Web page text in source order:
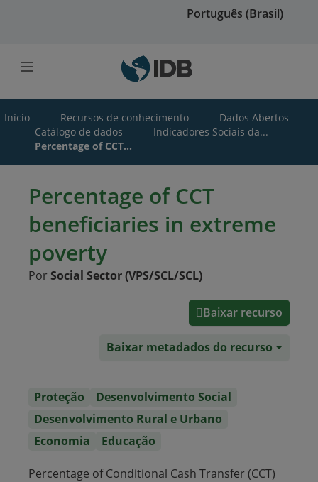
Português (Brasil)
Início Recursos de conhecimento
Dados Abertos
Catálogo de dados
Indicadores Sociais da...
Percentage of CCT...
Percentage of CCT
beneficiaries in extreme
poverty
Por Social Sector (VPS/SCL/SCL)
Baixar recurso
Baixar metadados do recurso
Proteção
Desenvolvimento Social
Desenvolvimento Rural e Urbano
Economia
Educação
Percentage of Conditional Cash Transfer (CCT)